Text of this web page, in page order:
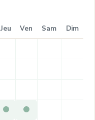
Jeu Ven Sam Dim